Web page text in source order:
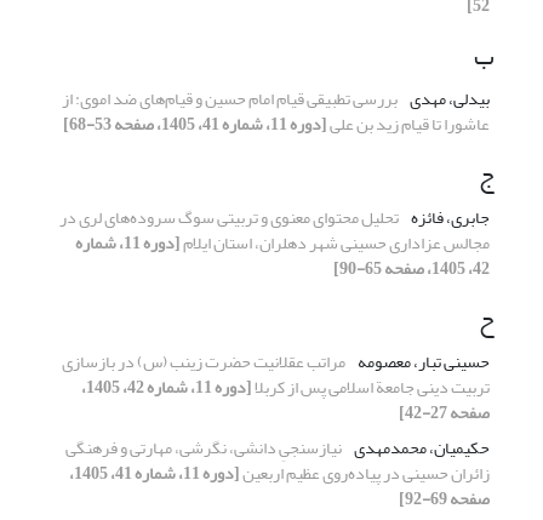
ب
بیدلی، مهدی بررسی تطبیقی قیام امام حسین و قیام‌های ضد اموی: از
عاشورا تا قیام زید بن علی[دوره 11، شماره 41، 1405، صفحه 53-68]
ج
جابری، فائزه تحلیل محتوای معنوی و تربیتی سوگ سروده‌های لری در
مجالس عزاداری حسینی شهر دهلران، استان ایلام [دوره 11، شماره
42، 1405، صفحه 65-90]
ح
حسینی تبار، معصومه مراتب عقلانیت حضرت زینب (س) در بازسازی
تربیت دینی جامعة اسلامی پس از کربلا [دوره 11، شماره 42، 1405،
صفحه 27-42]
حکیمیان، محمدمهدی نیازسنجیِ دانشی، نگرشی، مهارتی و فرهنگی
زائران حسینی در پیاده‌روی عظیم اربعین [دوره 11، شماره 41، 1405،
صفحه 69-92]